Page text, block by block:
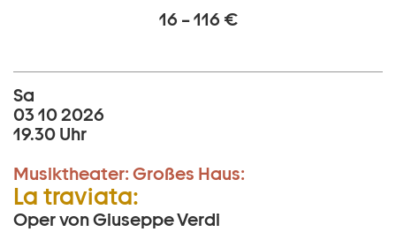
16 – 116 €
Sa
03 10 2026
19.30 Uhr
Musiktheater: Großes Haus:
La traviata:
Oper von Giuseppe Verdi